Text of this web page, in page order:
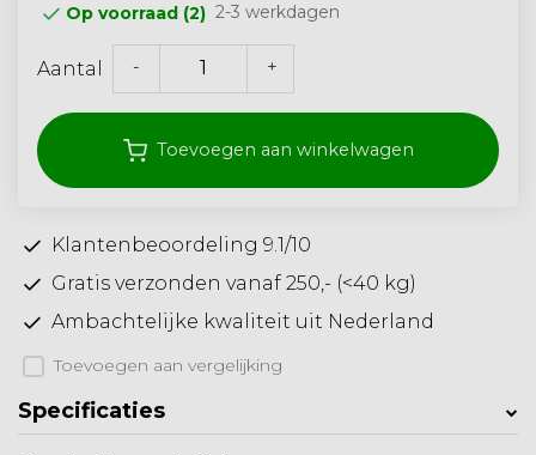
Op voorraad (2) 2-3 werkdagen
Aantal - +
Toevoegen aan winkelwagen
Klantenbeoordeling 9.1/10
Gratis verzonden vanaf 250,- (<40 kg)
Ambachtelijke kwaliteit uit Nederland
Toevoegen aan vergelijking
Specificaties